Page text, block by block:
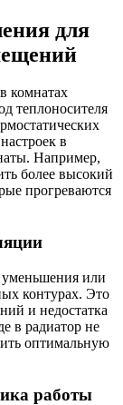
для
комнатах
теплоносителя
в
Например,
более высокий
прогреваются
уменьшения или
контурах. Это
и недостатка
в радиатор не
оптимальную
работы